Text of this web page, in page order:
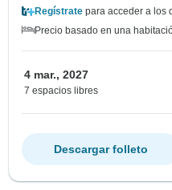
Regístrate para acceder a los
Precio basado en una
4 mar., 2027
7 espacios libres
Descargar folleto